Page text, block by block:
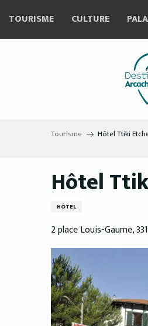
contenu
TOURISME CULTURE
Tourisme Hôtel Ttiki
Hôtel
HÔTEL
2 place Louis-Gaume,